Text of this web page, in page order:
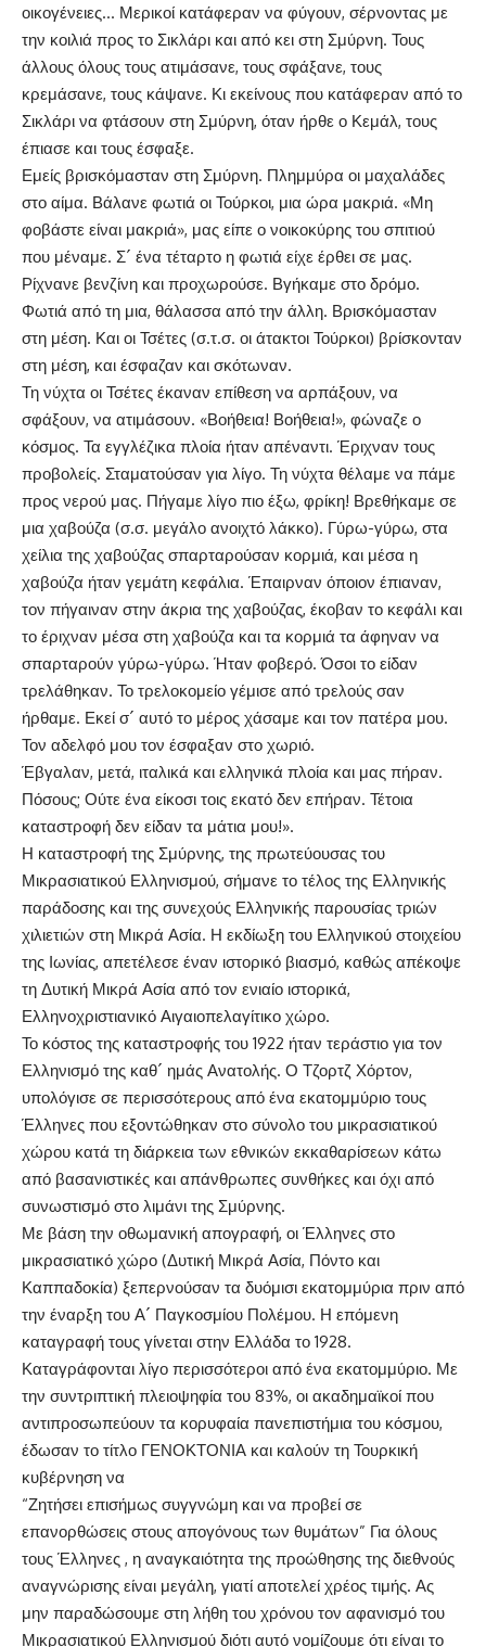
οικογένειες… Μερικοί κατάφεραν να φύγουν, σέρνοντας με
την κοιλιά προς το Σικλάρι και από κει στη Σμύρνη. Τους
άλλους όλους τους ατιμάσανε, τους σφάξανε, τους
κρεμάσανε, τους κάψανε. Κι εκείνους που κατάφεραν από το
Σικλάρι να φτάσουν στη Σμύρνη, όταν ήρθε ο Κεμάλ, τους
έπιασε και τους έσφαξε.
Εμείς βρισκόμασταν στη Σμύρνη. Πλημμύρα οι μαχαλάδες
στο αίμα. Βάλανε φωτιά οι Τούρκοι, μια ώρα μακριά. «Μη
φοβάστε είναι μακριά», μας είπε ο νοικοκύρης του σπιτιού
που μέναμε. Σ´ ένα τέταρτο η φωτιά είχε έρθει σε μας.
Ρίχνανε βενζίνη και προχωρούσε. Βγήκαμε στο δρόμο.
Φωτιά από τη μια, θάλασσα από την άλλη. Βρισκόμασταν
στη μέση. Και οι Τσέτες (σ.τ.σ. οι άτακτοι Τούρκοι) βρίσκονταν
στη μέση, και έσφαζαν και σκότωναν.
Τη νύχτα οι Τσέτες έκαναν επίθεση να αρπάξουν, να
σφάξουν, να ατιμάσουν. «Βοήθεια! Βοήθεια!», φώναζε ο
κόσμος. Τα εγγλέζικα πλοία ήταν απέναντι. Έριχναν τους
προβολείς. Σταματούσαν για λίγο. Τη νύχτα θέλαμε να πάμε
προς νερού μας. Πήγαμε λίγο πιο έξω, φρίκη! Βρεθήκαμε σε
μια χαβούζα (σ.σ. μεγάλο ανοιχτό λάκκο). Γύρω-γύρω, στα
χείλια της χαβούζας σπαρταρούσαν κορμιά, και μέσα η
χαβούζα ήταν γεμάτη κεφάλια. Έπαιρναν όποιον έπιαναν,
τον πήγαιναν στην άκρια της χαβούζας, έκοβαν το κεφάλι και
το έριχναν μέσα στη χαβούζα και τα κορμιά τα άφηναν να
σπαρταρούν γύρω-γύρω. Ήταν φοβερό. Όσοι το είδαν
τρελάθηκαν. Το τρελοκομείο γέμισε από τρελούς σαν
ήρθαμε. Εκεί σ´ αυτό το μέρος χάσαμε και τον πατέρα μου.
Τον αδελφό μου τον έσφαξαν στο χωριό.
Έβγαλαν, μετά, ιταλικά και ελληνικά πλοία και μας πήραν.
Πόσους; Ούτε ένα είκοσι τοις εκατό δεν επήραν. Τέτοια
καταστροφή δεν είδαν τα μάτια μου!».
Η καταστροφή της Σμύρνης, της πρωτεύουσας του
Μικρασιατικού Ελληνισμού, σήμανε το τέλος της Ελληνικής
παράδοσης και της συνεχούς Ελληνικής παρουσίας τριών
χιλιετιών στη Μικρά Ασία. Η εκδίωξη του Ελληνικού στοιχείου
της Ιωνίας, απετέλεσε έναν ιστορικό βιασμό, καθώς απέκοψε
τη Δυτική Μικρά Ασία από τον ενιαίο ιστορικά,
Ελληνοχριστιανικό Αιγαιοπελαγίτικο χώρο.
Το κόστος της καταστροφής του 1922 ήταν τεράστιο για τον
Ελληνισμό της καθ´ ημάς Ανατολής. Ο Τζορτζ Χόρτον,
υπολόγισε σε περισσότερους από ένα εκατομμύριο τους
Έλληνες που εξοντώθηκαν στο σύνολο του μικρασιατικού
χώρου κατά τη διάρκεια των εθνικών εκκαθαρίσεων κάτω
από βασανιστικές και απάνθρωπες συνθήκες και όχι από
συνωστισμό στο λιμάνι της Σμύρνης.
Με βάση την οθωμανική απογραφή, οι Έλληνες στο
μικρασιατικό χώρο (Δυτική Μικρά Ασία, Πόντο και
Καππαδοκία) ξεπερνούσαν τα δυόμισι εκατομμύρια πριν από
την έναρξη του Α´ Παγκοσμίου Πολέμου. Η επόμενη
καταγραφή τους γίνεται στην Ελλάδα το 1928.
Καταγράφονται λίγο περισσότεροι από ένα εκατομμύριο. Με
την συντριπτική πλειοψηφία του 83%, οι ακαδημαϊκοί που
αντιπροσωπεύουν τα κορυφαία πανεπιστήμια του κόσμου,
έδωσαν το τίτλο ΓΕΝΟΚΤΟΝΙΑ και καλούν τη Τουρκική
κυβέρνηση να
“Ζητήσει επισήμως συγγνώμη και να προβεί σε
επανορθώσεις στους απογόνους των θυμάτων” Για όλους
τους Έλληνες , η αναγκαιότητα της προώθησης της διεθνούς
αναγνώρισης είναι μεγάλη, γιατί αποτελεί χρέος τιμής. Ας
μην παραδώσουμε στη λήθη του χρόνου τον αφανισμό του
Μικρασιατικού Ελληνισμού διότι αυτό νομίζουμε ότι είναι το